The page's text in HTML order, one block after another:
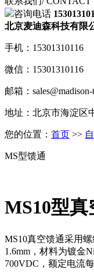
咨询电话
北京麦迪森科技有限
手机：15301310116
微信：15301310116
邮箱：
地址：北京市海淀区
您的位置： 首页 >>
MS型馈通
MS10型真
MS10真空馈通采用
1.6mm，材料为镀金
700VDC，额定电流